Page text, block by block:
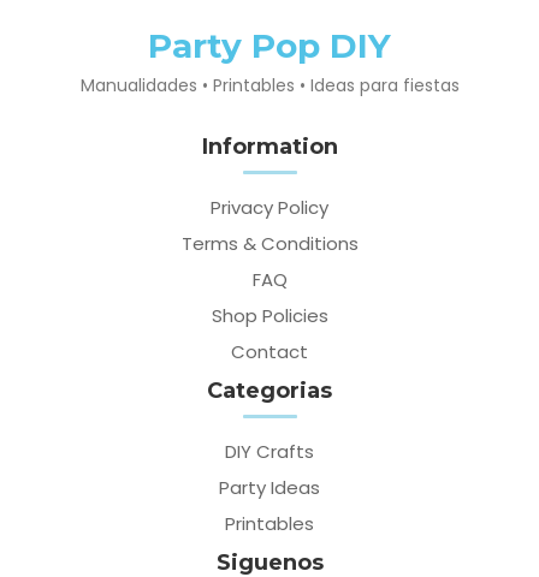
Party Pop DIY
Manualidades • Printables • Ideas para fiestas
Information
Privacy Policy
Terms & Conditions
FAQ
Shop Policies
Contact
Categorias
DIY Crafts
Party Ideas
Printables
Siguenos